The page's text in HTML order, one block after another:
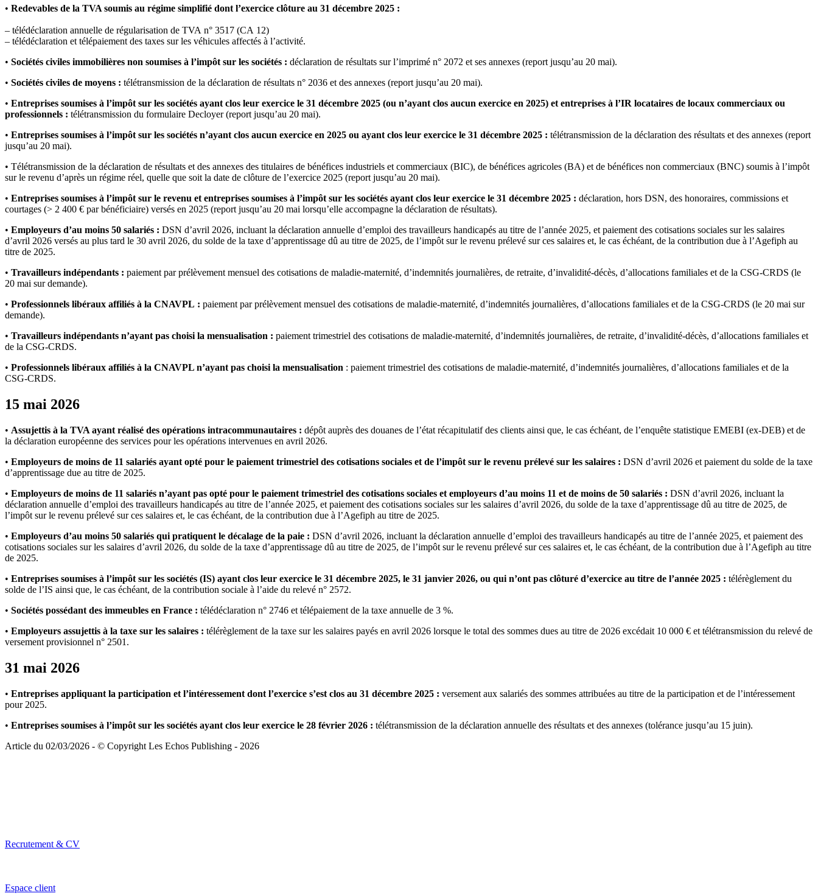
• Redevables de la TVA soumis au régime simplifié dont l’exercice clôture au 31 décembre 2025 :
– télédéclaration annuelle de régularisation de TVA n° 3517 (CA 12)
– télédéclaration et télépaiement des taxes sur les véhicules affectés à l’activité.
• Sociétés civiles immobilières non soumises à l’impôt sur les sociétés : déclaration de résultats sur l’imprimé n° 2072 et ses annexes (report jusqu’au 20 mai).
• Sociétés civiles de moyens : télétransmission de la déclaration de résultats n° 2036 et des annexes (report jusqu’au 20 mai).
• Entreprises soumises à l’impôt sur les sociétés ayant clos leur exercice le 31 décembre 2025 (ou n’ayant clos aucun exercice en 2025) et entreprises à l’IR locataires de locaux commerciaux ou
professionnels : télétransmission du formulaire Decloyer (report jusqu’au 20 mai).
• Entreprises soumises à l’impôt sur les sociétés n’ayant clos aucun exercice en 2025 ou ayant clos leur exercice le 31 décembre 2025 : télétransmission de la déclaration des résultats et des annexes (report
jusqu’au 20 mai).
• Télétransmission de la déclaration de résultats et des annexes des titulaires de bénéfices industriels et commerciaux (BIC), de bénéfices agricoles (BA) et de bénéfices non commerciaux (BNC) soumis à l’impôt
sur le revenu d’après un régime réel, quelle que soit la date de clôture de l’exercice 2025 (report jusqu’au 20 mai).
• Entreprises soumises à l’impôt sur le revenu et entreprises soumises à l’impôt sur les sociétés ayant clos leur exercice le 31 décembre 2025 : déclaration, hors DSN, des honoraires, commissions et
courtages (> 2 400 € par bénéficiaire) versés en 2025 (report jusqu’au 20 mai lorsqu’elle accompagne la déclaration de résultats).
• Employeurs d’au moins 50 salariés : DSN d’avril 2026, incluant la déclaration annuelle d’emploi des travailleurs handicapés au titre de l’année 2025, et paiement des cotisations sociales sur les salaires
d’avril 2026 versés au plus tard le 30 avril 2026, du solde de la taxe d’apprentissage dû au titre de 2025, de l’impôt sur le revenu prélevé sur ces salaires et, le cas échéant, de la contribution due à l’Agefiph au
titre de 2025.
• Travailleurs indépendants : paiement par prélèvement mensuel des cotisations de maladie-maternité, d’indemnités journalières, de retraite, d’invalidité-décès, d’allocations familiales et de la CSG-CRDS (le
20 mai sur demande).
• Professionnels libéraux affiliés à la CNAVPL : paiement par prélèvement mensuel des cotisations de maladie-maternité, d’indemnités journalières, d’allocations familiales et de la CSG-CRDS (le 20 mai sur
demande).
• Travailleurs indépendants n’ayant pas choisi la mensualisation : paiement trimestriel des cotisations de maladie-maternité, d’indemnités journalières, de retraite, d’invalidité-décès, d’allocations familiales et
de la CSG-CRDS.
• Professionnels libéraux affiliés à la CNAVPL n’ayant pas choisi la mensualisation : paiement trimestriel des cotisations de maladie-maternité, d’indemnités journalières, d’allocations familiales et de la
CSG-CRDS.
15 mai 2026
• Assujettis à la TVA ayant réalisé des opérations intracommunautaires : dépôt auprès des douanes de l’état récapitulatif des clients ainsi que, le cas échéant, de l’enquête statistique EMEBI (ex-DEB) et de
la déclaration européenne des services pour les opérations intervenues en avril 2026.
• Employeurs de moins de 11 salariés ayant opté pour le paiement trimestriel des cotisations sociales et de l’impôt sur le revenu prélevé sur les salaires : DSN d’avril 2026 et paiement du solde de la taxe
d’apprentissage due au titre de 2025.
• Employeurs de moins de 11 salariés n’ayant pas opté pour le paiement trimestriel des cotisations sociales et employeurs d’au moins 11 et de moins de 50 salariés : DSN d’avril 2026, incluant la
déclaration annuelle d’emploi des travailleurs handicapés au titre de l’année 2025, et paiement des cotisations sociales sur les salaires d’avril 2026, du solde de la taxe d’apprentissage dû au titre de 2025, de
l’impôt sur le revenu prélevé sur ces salaires et, le cas échéant, de la contribution due à l’Agefiph au titre de 2025.
• Employeurs d’au moins 50 salariés qui pratiquent le décalage de la paie : DSN d’avril 2026, incluant la déclaration annuelle d’emploi des travailleurs handicapés au titre de l’année 2025, et paiement des
cotisations sociales sur les salaires d’avril 2026, du solde de la taxe d’apprentissage dû au titre de 2025, de l’impôt sur le revenu prélevé sur ces salaires et, le cas échéant, de la contribution due à l’Agefiph au titre
de 2025.
• Entreprises soumises à l’impôt sur les sociétés (IS) ayant clos leur exercice le 31 décembre 2025, le 31 janvier 2026, ou qui n’ont pas clôturé d’exercice au titre de l’année 2025 : télérèglement du
solde de l’IS ainsi que, le cas échéant, de la contribution sociale à l’aide du relevé n° 2572.
• Sociétés possédant des immeubles en France : télédéclaration n° 2746 et télépaiement de la taxe annuelle de 3 %.
• Employeurs assujettis à la taxe sur les salaires : télérèglement de la taxe sur les salaires payés en avril 2026 lorsque le total des sommes dues au titre de 2026 excédait 10 000 € et télétransmission du relevé de
versement provisionnel n° 2501.
31 mai 2026
• Entreprises appliquant la participation et l’intéressement dont l’exercice s’est clos au 31 décembre 2025 : versement aux salariés des sommes attribuées au titre de la participation et de l’intéressement
pour 2025.
• Entreprises soumises à l’impôt sur les sociétés ayant clos leur exercice le 28 février 2026 : télétransmission de la déclaration annuelle des résultats et des annexes (tolérance jusqu’au 15 juin).
Article du 02/03/2026 - © Copyright Les Echos Publishing - 2026
Recrutement & CV
Espace client